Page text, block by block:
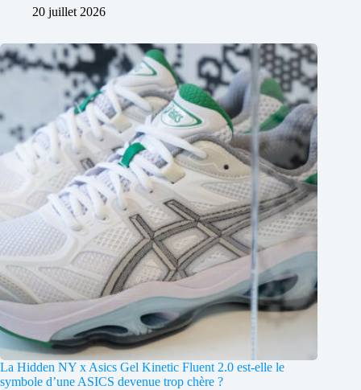
20 juillet 2026
La Hidden NY x Asics Gel Kinetic Fluent 2.0 est-elle le
symbole d’une ASICS devenue trop chère ?